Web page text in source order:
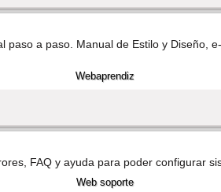
a paso. Manual de Estilo y Diseño,
FAQ y ayuda para poder configurar